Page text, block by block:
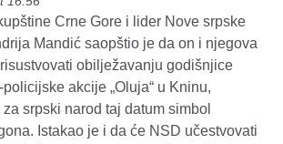
Crne Gore i lider Nove srpske
Mandić saopštio je da on i njegova
obilježavanju godišnjice
akcije „Oluja“ u Kninu,
srpski narod taj datum simbol
Istakao je i da će NSD učestvovati